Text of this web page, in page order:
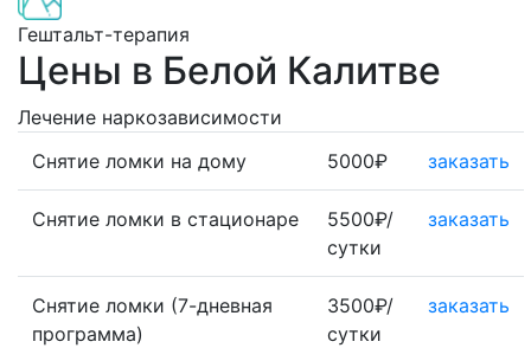
Гештальт-терапия
Цены в Белой Калитве
Лечение наркозависимости
Снятие ломки на дому
5000₽ заказать
Снятие ломки в стационаре
5500₽/
сутки
заказать
Снятие ломки (7-дневная
программа)
3500₽/
сутки
заказать